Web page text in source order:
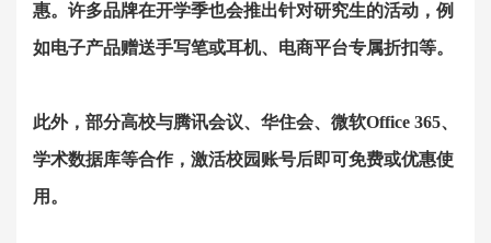
惠。许多品牌在开学季也会推出针对研究生的活动，例
如电子产品赠送手写笔或耳机、电商平台专属折扣等。
此外，部分高校与腾讯会议、 华住会、微软Office 365、
学术数据库等合作，激活校园账号后即可免费或优惠使
用。